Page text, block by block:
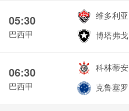
05:30
巴西甲
维多利亚
博塔弗戈
06:30
巴西甲
科林蒂安
克鲁塞罗